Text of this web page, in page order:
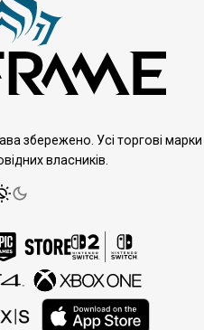
збережено. Усі торгові марки
власників.